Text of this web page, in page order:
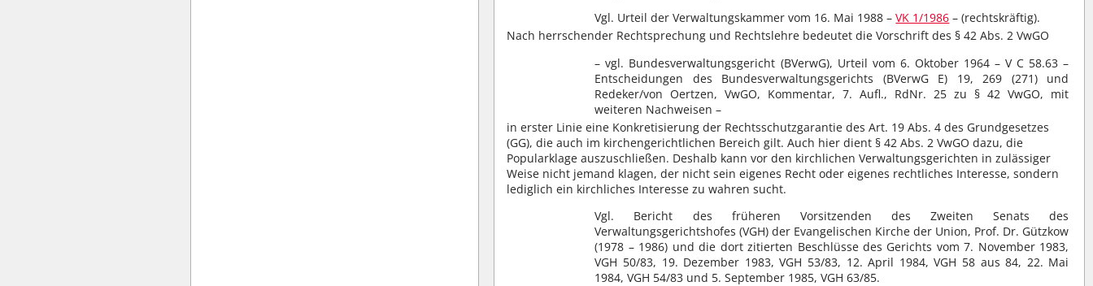
Vgl. Urteil der Verwaltungskammer vom 16. Mai 1988 –VK 1/1986 – (rechtskräftig).
Nach herrschender Rechtsprechung und Rechtslehre bedeutet die Vorschrift des § 42 Abs. 2 VwGO
– vgl. Bundesverwaltungsgericht (BVerwG), Urteil vom 6. Oktober 1964 – V C 58.63 –
Entscheidungen des Bundesverwaltungsgerichts (BVerwG E) 19, 269 (271) und
Redeker/von Oertzen, VwGO, Kommentar, 7. Aufl., RdNr. 25 zu § 42 VwGO, mit
weiteren Nachweisen –
in erster Linie eine Konkretisierung der Rechtsschutzgarantie des Art. 19 Abs. 4 des Grundgesetzes
(GG), die auch im kirchengerichtlichen Bereich gilt. Auch hier dient § 42 Abs. 2 VwGO dazu, die
Popularklage auszuschließen. Deshalb kann vor den kirchlichen Verwaltungsgerichten in zulässiger
Weise nicht jemand klagen, der nicht sein eigenes Recht oder eigenes rechtliches Interesse, sondern
lediglich ein kirchliches Interesse zu wahren sucht.
Vgl. Bericht des früheren Vorsitzenden des Zweiten Senats des
Verwaltungsgerichtshofes (VGH) der Evangelischen Kirche der Union, Prof. Dr. Gützkow
(1978 – 1986) und die dort zitierten Beschlüsse des Gerichts vom 7. November 1983,
VGH 50/83, 19. Dezember 1983, VGH 53/83, 12. April 1984, VGH 58 aus 84, 22. Mai
1984, VGH 54/83 und 5. September 1985, VGH 63/85.